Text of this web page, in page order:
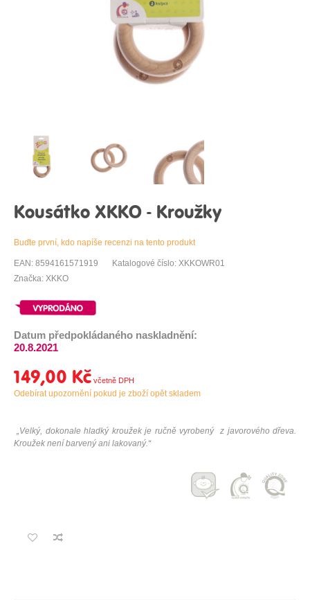
Kousátko XKKO - Kroužky
Buďte první, kdo napíše recenzi na tento produkt
EAN: 8594161571919
Katalogové číslo: XKKOWR01
Značka: XKKO
Datum předpokládaného naskladnění:
20.8.2021
149,00 Kč
Odebírat upozornění pokud je zboží opět skladem
„Velký, dokonale hladký kroužek je ručně vyrobený z javorového dřeva.
Kroužek není barvený ani lakovaný.“